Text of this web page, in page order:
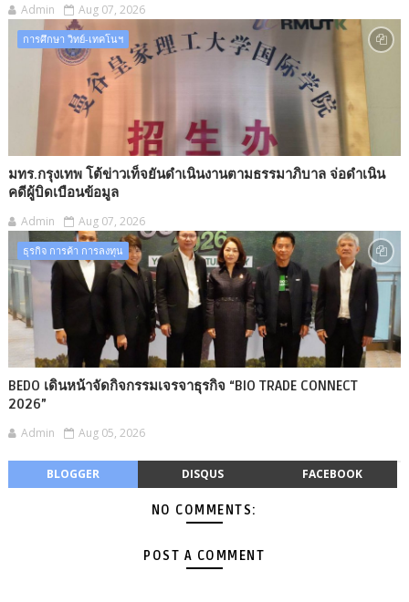
Admin Aug 07, 2026
การศึกษา วิทย์-เทคโนฯ
มทร.กรุงเทพ โต้ข่าวเท็จยันดำเนินงานตามธรรมาภิบาล จ่อดำเนิน
คดีผู้บิดเบือนข้อมูล
Admin Aug 07, 2026
ธุรกิจ การค้า การลงทุน
BEDO เดินหน้าจัดกิจกรรมเจรจาธุรกิจ “BIO TRADE CONNECT
2026”
Admin Aug 05, 2026
BLOGGER DISQUS FACEBOOK
NO COMMENTS:
POST A COMMENT